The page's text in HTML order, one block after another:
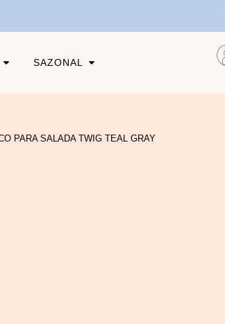
SAZONAL
PARA SALADA TWIG TEAL GRAY